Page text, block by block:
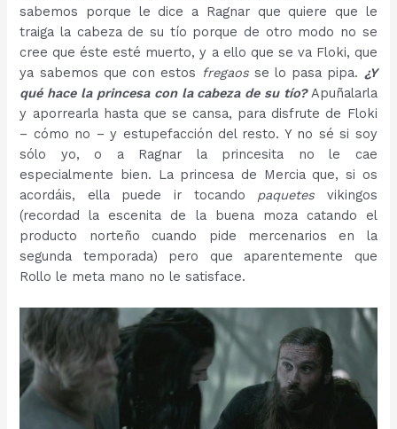
sabemos porque le dice a Ragnar que quiere que le
traiga la cabeza de su tío porque de otro modo no se
cree que éste esté muerto, y a ello que se va Floki, que
ya sabemos que con estos fregaos se lo pasa pipa. ¿Y
qué hace la princesa con la cabeza de su tío?Apuñalarla
y aporrearla hasta que se cansa, para disfrute de Floki
– cómo no – y estupefacción del resto. Y no sé si soy
sólo yo, o a Ragnar la princesita no le cae
especialmente bien. La princesa de Mercia que, si os
acordáis, ella puede ir tocando paquetes vikingos
(recordad la escenita de la buena moza catando el
producto norteño cuando pide mercenarios en la
segunda temporada) pero que aparentemente que
Rollo le meta mano no le satisface.